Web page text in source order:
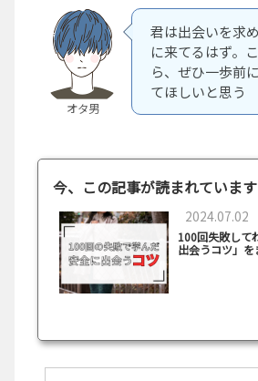
オタ男
君は出会いを求
に来てるはず。
ら、ぜひ一歩前
てほしいと思う
今、この記事が読まれていま
100回失敗して
出会うコツ」
2024.07.02